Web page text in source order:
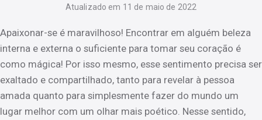
Atualizado em 11 de maio de 2022
Apaixonar-se é maravilhoso! Encontrar em alguém beleza
interna e externa o suficiente para tomar seu coração é
como mágica! Por isso mesmo, esse sentimento precisa ser
exaltado e compartilhado, tanto para revelar à pessoa
amada quanto para simplesmente fazer do mundo um
lugar melhor com um olhar mais poético. Nesse sentido,